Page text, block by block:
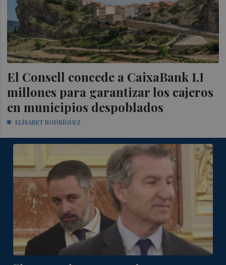
El Consell concede a CaixaBank 1,1
millones para garantizar los cajeros
en municipios despoblados
ELÍSABET RODRÍGUEZ